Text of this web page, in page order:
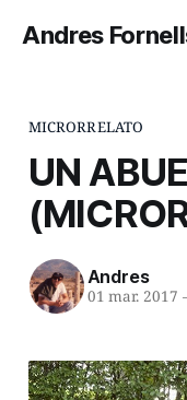
Andres
MICRORRELATO
UN
Andres
01 mar. 2017